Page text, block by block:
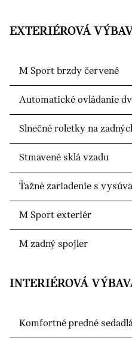
EXTERIÉROVÁ
M Sport brzdy červené
Automatické ovládanie
Slnečné roletky na
Stmavené sklá vzadu
Ťažné zariadenie s
M Sport exteriér
M zadný spojler
INTERIÉROVÁ
Komfortné predné